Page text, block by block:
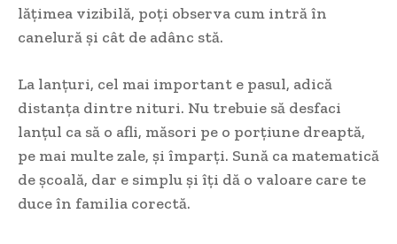
lățimea vizibilă, poți observa cum intră în
canelură și cât de adânc stă.
La lanțuri, cel mai important e pasul, adică
distanța dintre nituri. Nu trebuie să desfaci
lanțul ca să o afli, măsori pe o porțiune dreaptă,
pe mai multe zale, și împarți. Sună ca matematică
de școală, dar e simplu și îți dă o valoare care te
duce în familia corectă.